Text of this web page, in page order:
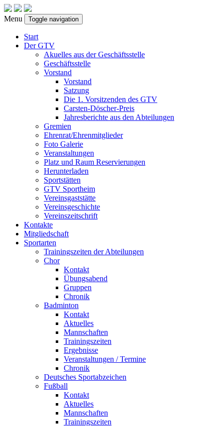
Menu Toggle navigation
Start
Der GTV
Akuelles aus der Geschäftsstelle
Geschäftsstelle
Vorstand
Vorstand
Satzung
Die 1. Vorsitzenden des GTV
Carsten-Döscher-Preis
Jahresberichte aus den Abteilungen
Gremien
Ehrenrat/Ehrenmitglieder
Foto Galerie
Veranstaltungen
Platz und Raum Reservierungen
Herunterladen
Sportstätten
GTV Sportheim
Vereinsgaststätte
Vereinsgeschichte
Vereinszeitschrift
Kontakte
Mitgliedschaft
Sportarten
Trainingszeiten der Abteilungen
Chor
Kontakt
Übungsabend
Gruppen
Chronik
Badminton
Kontakt
Aktuelles
Mannschaften
Trainingszeiten
Ergebnisse
Veranstaltungen / Termine
Chronik
Deutsches Sportabzeichen
Fußball
Kontakt
Aktuelles
Mannschaften
Trainingszeiten